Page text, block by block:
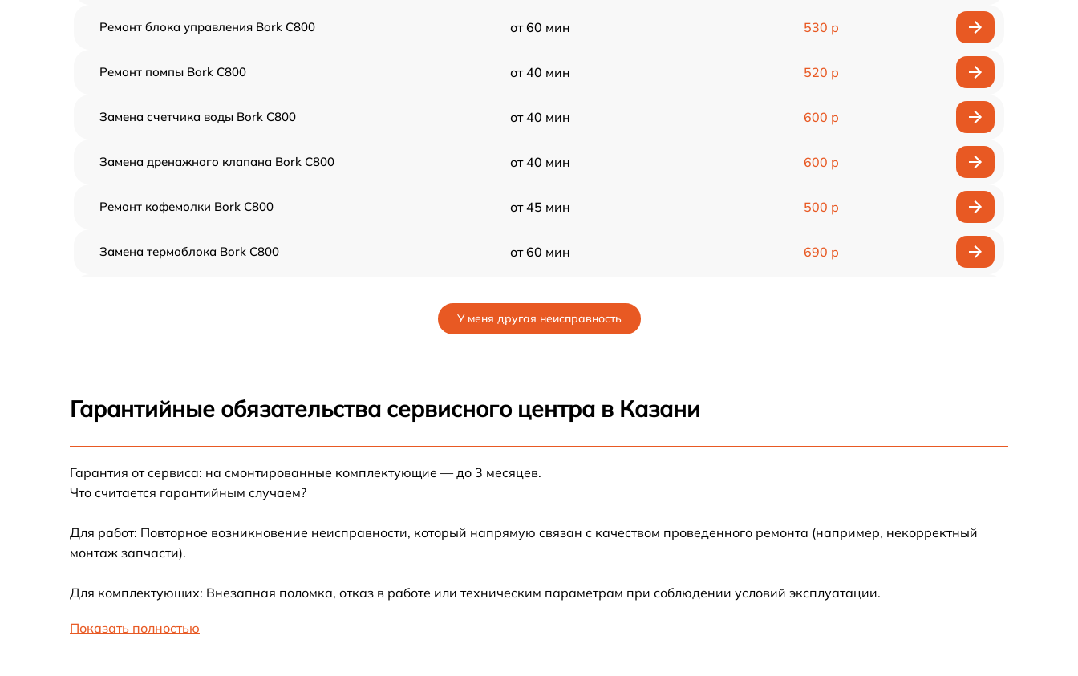
Ремонт блока управления Bork C800 от 60 мин 530 р
Ремонт помпы Bork C800 от 40 мин 520 р
Замена счетчика воды Bork C800 от 40 мин 600 р
Замена дренажного клапана Bork C800 от 40 мин 600 р
Ремонт кофемолки Bork C800 от 45 мин 500 р
Замена термоблока Bork C800 от 60 мин 690 р
Замена фильтров Bork C800 от 40 мин
У меня другая неисправность
Гарантийные обязательства сервисного центра в Казани
Гарантия от сервиса: на смонтированные комплектующие — до 3 месяцев.
Что считается гарантийным случаем?
Для работ: Повторное возникновение неисправности, который напрямую связан с качеством проведенного ремонта (например, некорректный
монтаж запчасти).
Для комплектующих: Внезапная поломка, отказ в работе или техническим параметрам при соблюдении условий эксплуатации.
Показать полностью